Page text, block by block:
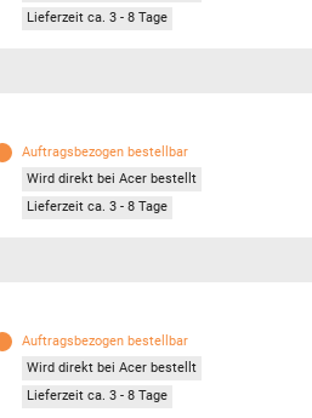
Lieferzeit ca. 3 - 8 Tage
Auftragsbezogen bestellbar
Wird direkt bei Acer bestellt
Lieferzeit ca. 3 - 8 Tage
Auftragsbezogen bestellbar
Wird direkt bei Acer bestellt
Lieferzeit ca. 3 - 8 Tage